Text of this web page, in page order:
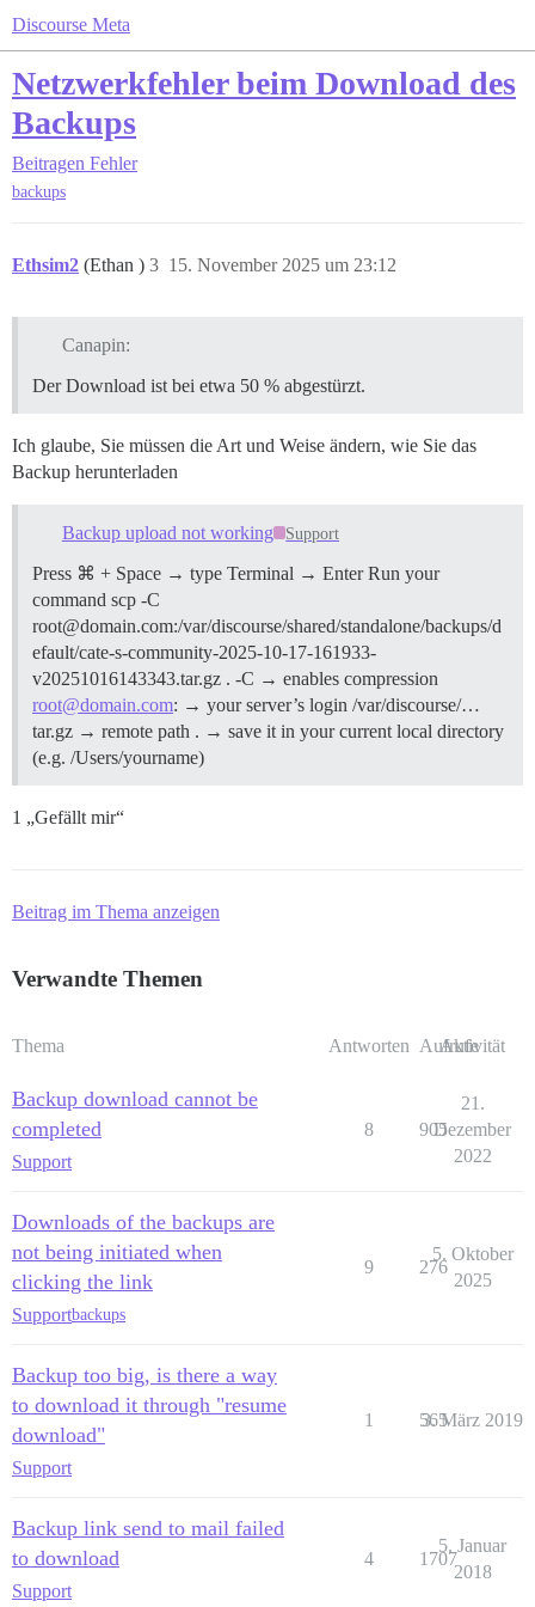
Discourse Meta
Netzwerkfehler beim Download des
Backups
Beitragen Fehler
backups
Ethsim2 (Ethan ) 15. November 2025 um 23:12
3
Canapin:
Der Download ist bei etwa 50 % abgestürzt.
Ich glaube, Sie müssen die Art und Weise ändern, wie Sie das
Backup herunterladen
Backup upload not working Support
Press ⌘ + Space → type Terminal → Enter Run your
command scp -C
root@domain.com:/var/discourse/shared/standalone/backups/d
efault/cate-s-community-2025-10-17-161933-
v20251016143343.tar.gz . -C → enables compression
root@domain.com: → your server’s login /var/discourse/…
tar.gz → remote path . → save it in your current local directory
(e.g. /Users/yourname)
1 „Gefällt mir“
Beitrag im Thema anzeigen
Verwandte Themen
Thema Antworten Aufrufe
Aktivität
Backup download cannot be
completed
Support
8 905
21.
Dezember
2022
Downloads of the backups are
not being initiated when
clicking the link
Supportbackups
9 276
5. Oktober
2025
Backup too big, is there a way
to download it through "resume
download"
Support
1 565
3. März 2019
Backup link send to mail failed
to download
Support
4 1707
5. Januar
2018